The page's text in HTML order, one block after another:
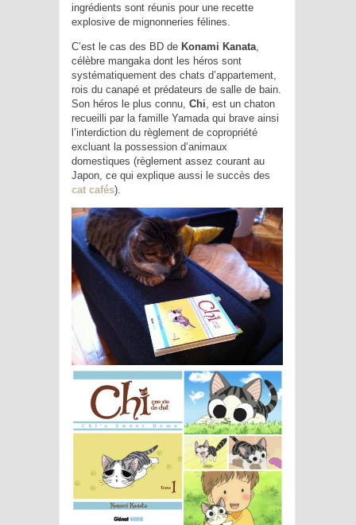
ingrédients sont réunis pour une recette
explosive de mignonneries félines.
C’est le cas des BD de Konami Kanata
célèbre mangaka dont les héros sont
systématiquement des chats d’appartement,
rois du canapé et prédateurs de salle de bain.
Son héros le plus connu, Chi , est un chaton
recueilli par la famille Yamada qui brave ainsi
l’interdiction du règlement de copropriété
excluant la possession d’animaux
domestiques (règlement assez courant au
Japon, ce qui explique aussi le succès des
cat cafés).